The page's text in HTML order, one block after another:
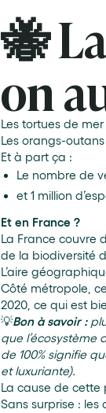
🐝
on
Les tortues de
Les orangs-
Et à part ça :
Le nombre de
et 1 million
Et en France ?
La France couvre
de la biodiversité
L’aire
Côté métropole,
2020, ce qui est
💡Bon à savoir :
que l’écosystème
de 100% signifie
et luxuriante).
La cause de
Sans surprise :